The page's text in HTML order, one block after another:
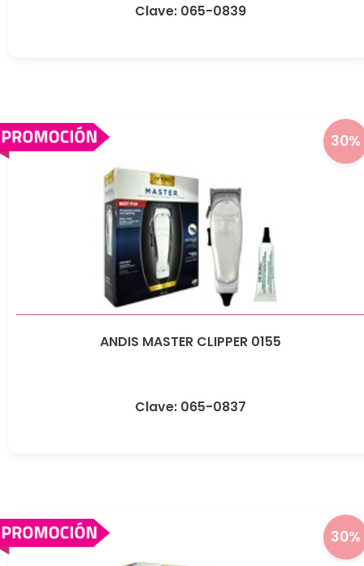
Clave: 065-0839
30%
ANDIS MASTER CLIPPER 0155
Clave: 065-0837
30%